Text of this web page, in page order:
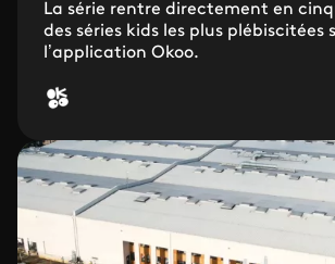
La série rentre directement en
des séries kids les plus plébiscitées
l’application Okoo.